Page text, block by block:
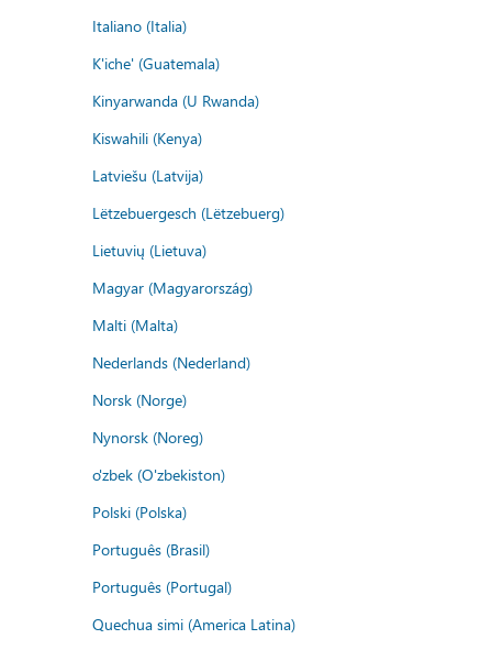
Italiano (Italia)
K'iche' (Guatemala)
Kinyarwanda (U Rwanda)
Kiswahili (Kenya)
Latviešu (Latvija)
Lëtzebuergesch (Lëtzebuerg)
Lietuvių (Lietuva)
Magyar (Magyarország)
Malti (Malta)
Nederlands (Nederland)
Norsk (Norge)
Nynorsk (Noreg)
o'zbek (O'zbekiston)
Polski (Polska)
Português (Brasil)
Português (Portugal)
Quechua simi (America Latina)